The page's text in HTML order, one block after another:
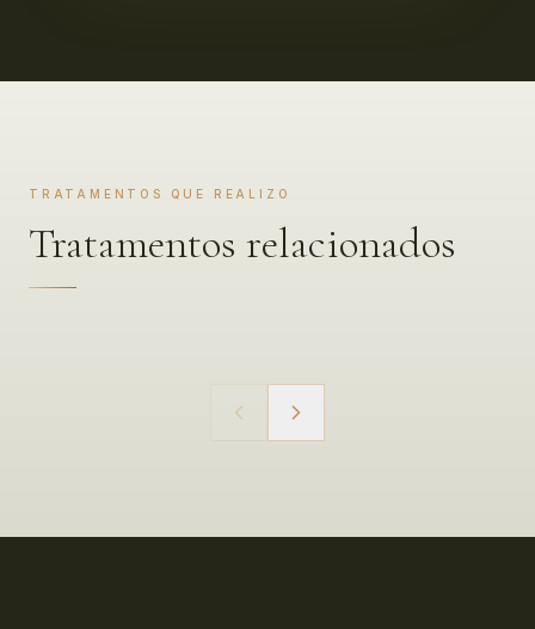
TRATAMENTOS QUE REALIZO
Tratamentos relacionados